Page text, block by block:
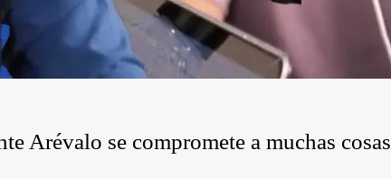
Arévalo se compromete a muchas cosas